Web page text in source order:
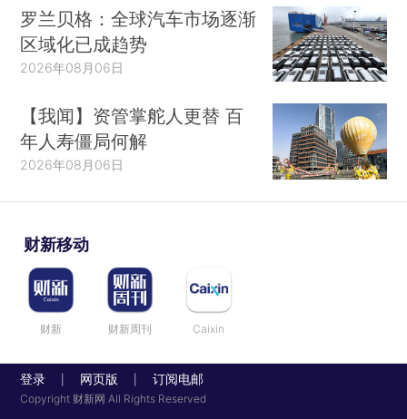
罗兰贝格：全球汽车市场逐渐
区域化已成趋势
2026年08月06日
【我闻】资管掌舵人更替 百
年人寿僵局何解
2026年08月06日
财新移动
财新 财新周刊 Caixin
登录 网页版 订阅电邮
Copyright 财新网 All Rights Reserved